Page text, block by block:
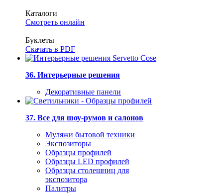
Каталоги
Смотреть онлайн
Буклеты
Скачать в PDF
36. Интерьерные решения
Декоративные панели
37. Все для шоу-румов и салонов
Муляжи бытовой техники
Экспозиторы
Образцы профилей
Образцы LED профилей
Образцы столешниц для
экспозитора
Палитры